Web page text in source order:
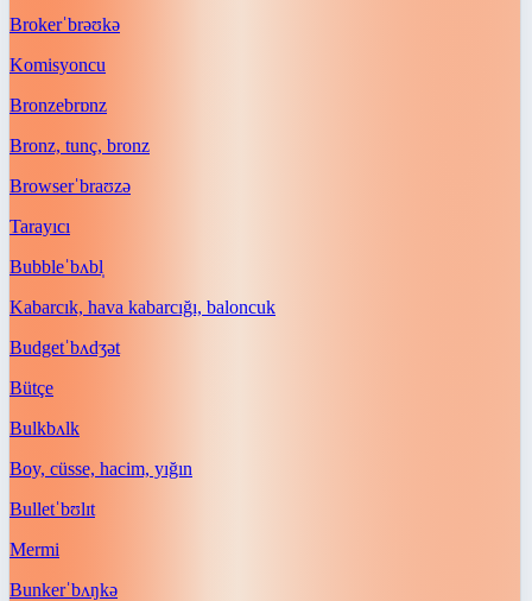
Brokerˈbrəʊkə
Komisyoncu
Bronzebrɒnz
Bronz, tunç, bronz
Browserˈbraʊzə
Tarayıcı
Bubbleˈbʌbl̩
Kabarcık, hava kabarcığı, baloncuk
Budgetˈbʌdʒət
Bütçe
Bulkbʌlk
Boy, cüsse, hacim, yığın
Bulletˈbʊlɪt
Mermi
Bunkerˈbʌŋkə